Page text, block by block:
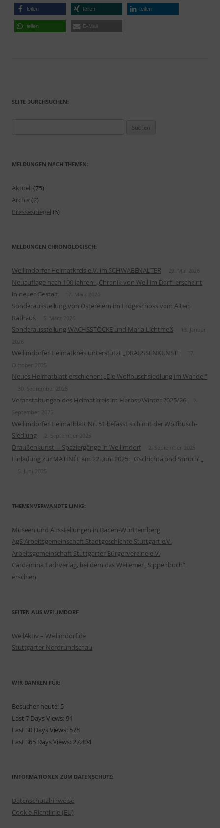
teilen teilen teilen
teilen E-Mail
SEITE DURCHSUCHEN:
MELDUNGEN NACH THEMEN:
Aktuell (75)
Archiv (2)
Pressespiegel (6)
MELDUNGEN CHRONOLOGISCH:
Weilimdorfer Heimatkreis e.V. im SCHWABENALTER 29. Mai 2026
Neuauflage nach 100 Jahren: „Chronik von Weil im Dorf“ erscheint
in neuer Gestalt
17. März 2026
Sonderausstellung von Ostereiern im Erdgeschoss vom Alten
Rathaus
5. März 2026
Sonderausstellung WACHSSTÖCKE und Maria Lichtmeß
13. Januar
2026
Weilimdorfer Heimatkreis unterstützt „DRAUSSENKUNST“
Oktober 2025
Neues Heimatblatt erschienen: „Die Wolfbuschsiedlung im Wandel“
30. September 2025
Veranstaltungen des Heimatkreis im Herbst/Winter 2025/26
2.
September 2025
Weilimdorfer Heimatblatt Nr. 51 befasst sich mit der Wolfbusch-
Siedlung
2. September 2025
Draußenkunst – Spaziergänge in Weilimdorf 2. September 2025
Einladung zur MATINÉE am 22. Juni 2025: „G’schichta ond Sprüch’ „
5. Juni 2025
THEMENVERWANDTE LINKS:
Museen und Ausstellungen in Baden-Württemberg
AgS Arbeitsgemeinschaft Stadtgeschichte Stuttgart e.V.
Arbeitsgemeinschaft Stuttgarter Bürgervereine e.V.
Cardamina Fachverlag, bei dem das Weilemer „Sippenbuch“
erschien
SEITEN AUS WEILIMDORF
WeilAktiv – Weilimdorf.de
Stuttgarter Nordrundschau
WIR DANKEN FÜR:
Besucher heute: 5
Last 7 Days Views: 91
Last 30 Days Views: 578
Last 365 Days Views: 27.804
INFORMATIONEN ZUM DATENSCHUTZ:
Datenschutzhinweise
Cookie-Richtlinie (EU)